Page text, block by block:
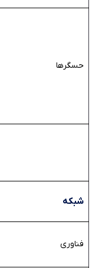
حسگرها
شبکه
فناوری